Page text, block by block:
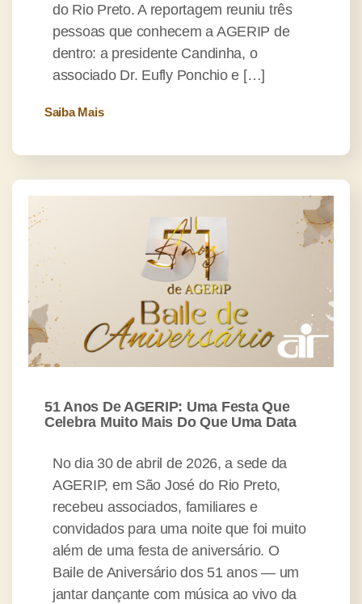
do Rio Preto. A reportagem reuniu três
pessoas que conhecem a AGERIP de
dentro: a presidente Candinha, o
associado Dr. Eufly Ponchio e […]
Saiba Mais
51 Anos De AGERIP: Uma Festa Que
Celebra Muito Mais Do Que Uma Data
No dia 30 de abril de 2026, a sede da
AGERIP, em São José do Rio Preto,
recebeu associados, familiares e
convidados para uma noite que foi muito
além de uma festa de aniversário. O
Baile de Aniversário dos 51 anos — um
jantar dançante com música ao vivo da